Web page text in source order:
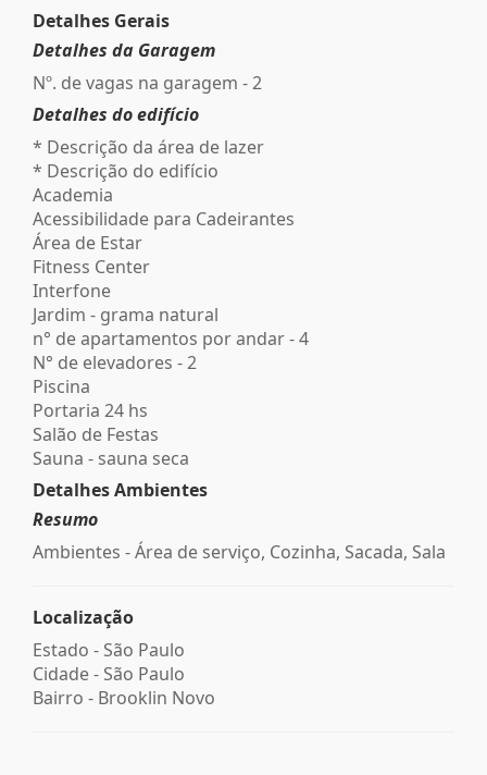
Detalhes Gerais
Detalhes da Garagem
Nº. de vagas na garagem - 2
Detalhes do edifício
* Descrição da área de lazer
* Descrição do edifício
Academia
Acessibilidade para Cadeirantes
Área de Estar
Fitness Center
Interfone
Jardim - grama natural
n° de apartamentos por andar - 4
N° de elevadores - 2
Piscina
Portaria 24 hs
Salão de Festas
Sauna - sauna seca
Detalhes Ambientes
Resumo
Ambientes - Área de serviço, Cozinha, Sacada, Sala
Localização
Estado - São Paulo
Cidade - São Paulo
Bairro - Brooklin Novo